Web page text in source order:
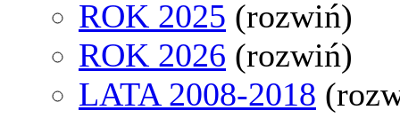
ROK 2025 (rozwiń)
ROK 2026 (rozwiń)
LATA 2008-2018